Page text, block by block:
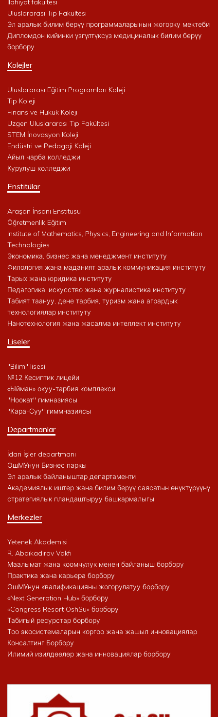
İlahiyat fakültesi
Uluslararası Tıp Fakültesi
Эл аралык билим берүү программаларынын жогорку мектеби
Дипломдон кийинки үзгүлтүксүз медициналык билим берүү
борбору
Kolejler
Uluslararası Eğitim Programları Koleji
Tıp Koleji
Finans ve Hukuk Koleji
Uzgen Uluslararası Tıp Fakültesi
STEM İnovasyon Koleji
Endüstri ve Pedagoji Koleji
Айыл чарба колледжи
Курулуш колледжи
Enstitülar
Araşan İnsani Enstitüsü
Öğretmenlik Eğitim
Institute of Mathematics, Physics, Engineering and Information
Technologies
Экономика, бизнес жана менеджмент институту
Филология жана маданият аралык коммуникация институту
Тарых жана юридика институту
Педагогика, искусство жана журналистика институту
Табият таануу, дене тарбия, туризм жана агрардык
технологиялар институту
Нанотехнология жана жасалма интеллект институту
Liseler
"Bilim" lisesi
№12 Кесиптик лицейи
«Ыйман» окуу-тарбия комплекси
"Ноокат" гимназиясы
"Кара-Суу" гиммназиясы
Departmanlar
İdari İşler departmanı
ОшМУнун Бизнес паркы
Эл аралык байланыштар департаменти
Академиялык иштер жана билим берүү саясатын өнүктүрүүнү
стратегиялык пландаштыруу башкармалыгы
Merkezler
Yetenek Akademisi
R. Abdıkadırov Vakfı
Маалымат жана коомчулук менен байланыш борбору
Практика жана карьера борбору
ОшМУнун квалификацияны жогорулатуу борбору
«Next Generation Hub» борбору
«Congress Resort OshSu» борбору
Табигый ресурстар борбору
Тоо экосистемаларын коргоо жана жашыл инновациялар
Консалтинг Борбору
Илимий изилдөөлөр жана инновациялар борбору